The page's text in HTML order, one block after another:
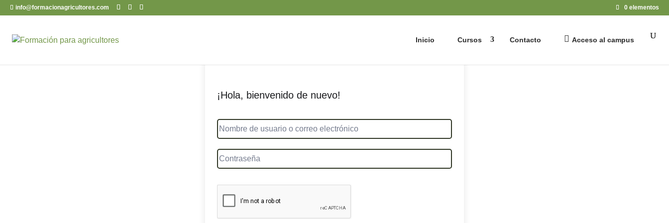
info@formacionagricultores.com 0 elementos
Inicio Cursos Contacto Acceso al campus
¡Hola, bienvenido de nuevo!